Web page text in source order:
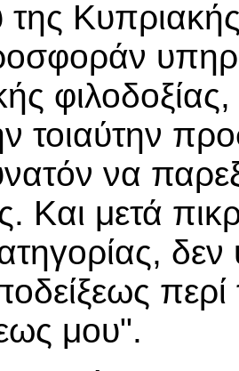
τοιαύτην
να
Και μετά
δεν
περί
μου".